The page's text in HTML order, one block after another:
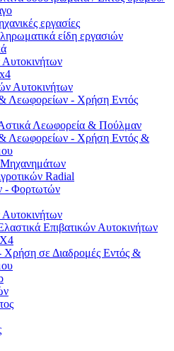
εργασίες
είδη εργασιών
Αυτοκινήτων
Αυτοκινήτων
Λεωφορείων - Χρήση Εντός
Λεωφορεία & Πούλμαν
Λεωφορείων - Χρήση Εντός &
Radial
- Φορτωτών
Αυτοκινήτων
Επιβατικών Αυτοκινήτων
σε Διαδρομές Εντός &